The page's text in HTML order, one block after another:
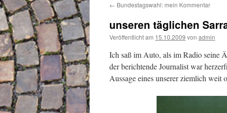
← Bundestagswahl: mein Kommentar
unseren täglichen
Veröffentlicht am 15.10.2009 von admin
Ich saß im Auto, als im Radio seine
der berichtende Journalist war
Aussage eines unserer ziemlich weit